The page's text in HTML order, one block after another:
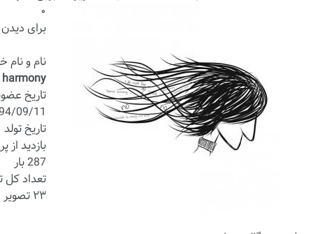
۰
برای
نام و نام
تاریخ
09/11
تاریخ تولد
بازدید از
287 بار
تعداد کل
۲۳ تصویر